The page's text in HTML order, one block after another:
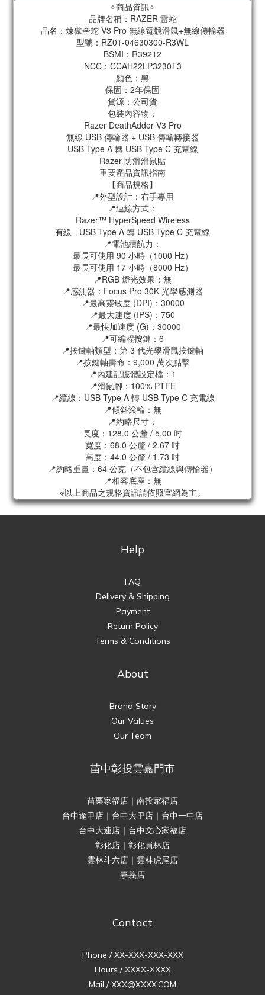
⭐️商品資訊⭐️
品牌名稱：RAZER 雷蛇
品名：煉獄奎蛇 V3 Pro 無線電競滑鼠+無線傳輸器
型號：RZ01-04630300-R3WL
BSMI：R39212
NCC：CCAH22LP3230T3
顏色：黑
保固：2年保固
貨源：公司貨
包裝內容物：
Razer DeathAdder V3 Pro
無線 USB 傳輸器 + USB 傳輸轉接器
USB Type A 轉 USB Type C 充電線
Razer 防滑滑鼠貼
重要產品資訊指南
【商品規格】
📍外型設計：右手專用
📍連線方式：
Razer™ HyperSpeed Wireless
有線 - USB Type A 轉 USB Type C 充電線
📍電池續航力：
最長可使用 90 小時（1000 Hz）
最長可使用 17 小時（8000 Hz）
📍RGB 燈光效果：無
📍感測器：Focus Pro 30K 光學感測器
📍最高靈敏度 (DPI)：30000
📍最大速度 (IPS)：750
📍最快加速度 (G)：30000
📍可編程按鍵：6
📍按鍵軸類型：第 3 代光學滑鼠按鍵軸
📍按鍵軸壽命：9,000 萬次點擊
📍內建記憶體設定檔：1
📍滑鼠腳：100% PTFE
📍纜線：USB Type A 轉 USB Type C 充電線
📍傾斜滾輪：無
📍約略尺寸：
長度：128.0 公釐 / 5.00 吋
寬度：68.0 公釐 / 2.67 吋
高度：44.0 公釐 / 1.73 吋
📍約略重量：64 公克（不包含纜線與傳輪器）
📍相容底座：無
※以上商品之規格資訊請依照官網為主。
Help
FAQ
Delivery & Shipping
Payment
Return Policy
Terms & Conditions
About
Brand Story
Our Values
Our Team
苗中彰投雲嘉門市
苗栗家福店｜南投家福店
台中逢甲店｜台中大里店｜台中一中店
台中大連店｜台中文心家福店
彰化店｜彰化員林店
雲林斗六店｜雲林虎尾店
嘉義店
Contact
Phone / XX-XXX-XXX-XXX
Hours / XXXX-XXXX
Mail / XXX@XXXX.COM